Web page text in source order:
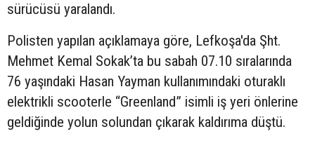
sürücüsü yaralandı.
Polisten yapılan açıklamaya göre, Lefkoşa'da Şht.
Mehmet Kemal Sokak’ta bu sabah 07.10 sıralarında
76 yaşındaki Hasan Yayman kullanımındaki oturaklı
elektrikli scooterle “Greenland” isimli iş yeri önlerine
geldiğinde yolun solundan çıkarak kaldırıma düştü.